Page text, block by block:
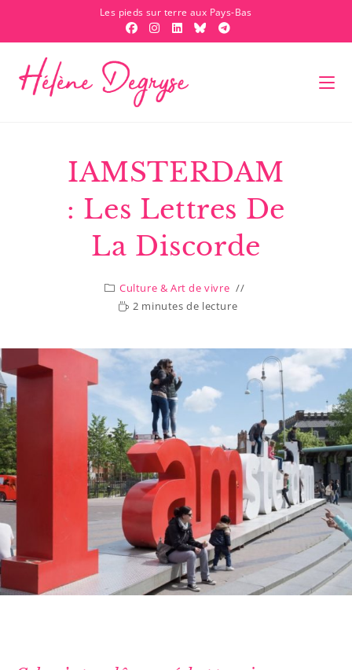
Les pieds sur terre aux Pays-Bas
IAMSTERDAM
: Les Lettres De
La Discorde
Culture & Art de vivre
2 minutes de lecture